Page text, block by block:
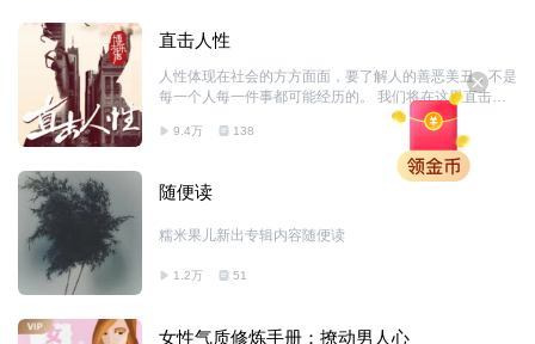
柔的状态； 该理性的时候理性，该和善的时候和善，该
锋利的时候锋利。 希望我们不论遇到何事，都能保持坦
然自若的心，与您共勉~ 如果本专辑能够给您带来帮助，
欢迎大家关注、订阅、好评呢，感谢大家
直击人性
人性体现在社会的方方面面，要了解人的善恶美丑，不是
每一个人每一件事都可能经历的。 我们将在这里直击人
性，了解什么是为了避免什么！这样就可以更好的生活。
人性有丑有美，不能只看到美的一面，那样容易上当，栽
跟头。 当然，也不能只看到丑的一面，这样你不会相信
任何人，会郁郁寡欢。 当羚羊穿上铠甲，才可以让暗处
的豺狼无处下手。 对于我们这些过惯了安稳日子的老百
同时，有一些金刚手段来保护自己。俗话说，害人之心不
菩萨心肠对人，金刚手段做事。走心时不留余力，拔刀时
9.4万 138
随便读
糯米果儿新出专辑内容随便读
1.2万 51
女性气质修炼手册：撩动男人心